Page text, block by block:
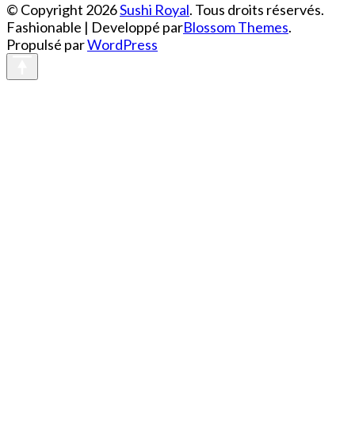
© Copyright 2026Sushi Royal. Tous droits réservés.
Fashionable | Developpé parBlossom Themes.
Propulsé parWordPress